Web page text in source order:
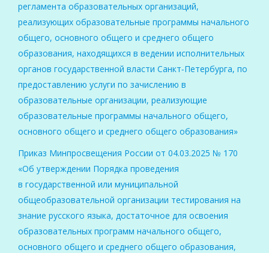
регламента образовательных организаций,
реализующих образовательные программы начального
общего, основного общего и среднего общего
образования, находящихся в ведении исполнительных
органов государственной власти Санкт‑Петербурга, по
предоставлению услуги по зачислению в
образовательные организации, реализующие
образовательные программы начального общего,
основного общего и среднего общего образования»
Приказ Минпросвещения России от 04.03.2025 № 170
«Об утверждении Порядка проведения
в государственной или муниципальной
общеобразовательной организации тестирования на
знание русского языка, достаточное для освоения
образовательных программ начального общего,
основного общего и среднего общего образования,